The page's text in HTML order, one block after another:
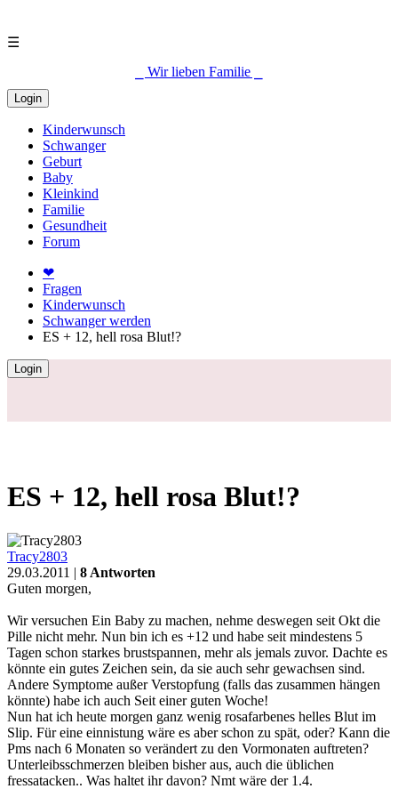
☰
⎯ Wir lieben Familie ⎯
Login
Kinderwunsch
Schwanger
Geburt
Baby
Kleinkind
Familie
Gesundheit
Forum
❤
Fragen
Kinderwunsch
Schwanger werden
ES + 12, hell rosa Blut!?
Login
ES + 12, hell rosa Blut!?
Tracy2803
29.03.2011 | 8 Antworten
Guten morgen,
Wir versuchen Ein Baby zu machen, nehme deswegen seit Okt die
Pille nicht mehr. Nun bin ich es +12 und habe seit mindestens 5
Tagen schon starkes brustspannen, mehr als jemals zuvor. Dachte es
könnte ein gutes Zeichen sein, da sie auch sehr gewachsen sind.
Andere Symptome außer Verstopfung (falls das zusammen hängen
könnte) habe ich auch Seit einer guten Woche!
Nun hat ich heute morgen ganz wenig rosafarbenes helles Blut im
Slip. Für eine einnistung wäre es aber schon zu spät, oder? Kann die
Pms nach 6 Monaten so verändert zu den Vormonaten auftreten?
Unterleibsschmerzen bleiben bisher aus, auch die üblichen
fressatacken.. Was haltet ihr davon? Nmt wäre der 1.4.